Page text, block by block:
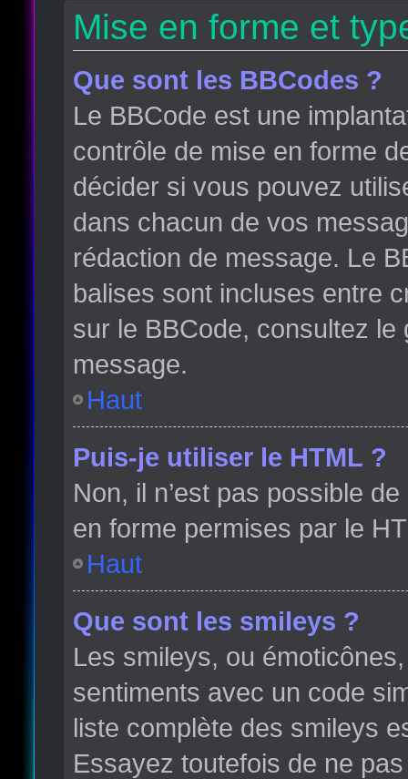
Mise en forme et
Que sont les BBCodes ?
Le BBCode est une
contrôle de mise en forme
décider si vous pouvez
dans chacun de vos
rédaction de message. Le
balises sont incluses entre
sur le BBCode, consultez
message.
Haut
Puis-je utiliser le HTML ?
Non, il n’est pas possible
en forme permises par le
Haut
Que sont les smileys ?
Les smileys, ou
sentiments avec un code
liste complète des smileys
Essayez toutefois de ne